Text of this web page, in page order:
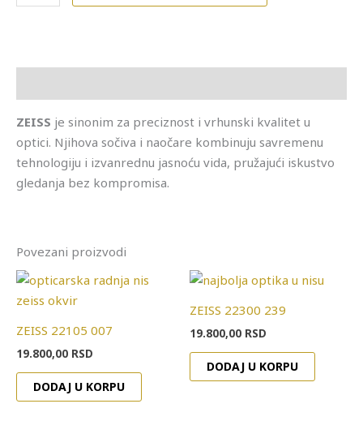
ZEISS je sinonim za preciznost i vrhunski kvalitet u
optici. Njihova sočiva i naočare kombinuju savremenu
tehnologiju i izvanrednu jasnoću vida, pružajući iskustvo
gledanja bez kompromisa.
Povezani proizvodi
ZEISS 22105 007
19.800,00 RSD
DODAJ U KORPU
ZEISS 22300 239
19.800,00 RSD
DODAJ U KORPU